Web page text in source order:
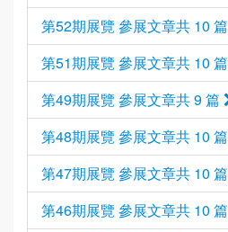
第52期展覽 參展文章共 10 篇
第51期展覽 參展文章共 10 篇
第49期展覽 參展文章共 9 篇
第48期展覽 參展文章共 10 篇
第47期展覽 參展文章共 10 篇
第46期展覽 參展文章共 10 篇